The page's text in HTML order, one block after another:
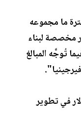
ما مجموعه
62 مليار دولار مخصصة لبناء
تُوجَّه المبالغ
دولار في تطوير